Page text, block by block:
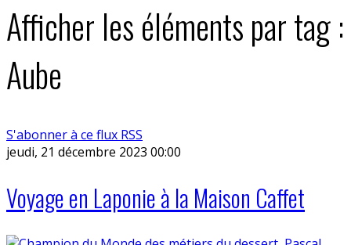
Afficher les éléments par tag :
Aube
S'abonner à ce flux RSS
jeudi, 21 décembre 2023 00:00
Voyage en Laponie à la Maison Caffet